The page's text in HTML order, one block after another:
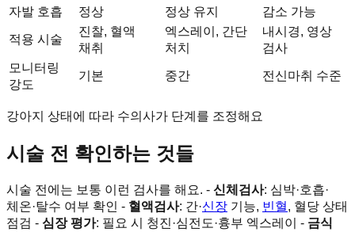
자발 호흡 정상 정상 유지 감소 가능
적용 시술
진찰, 혈액
채취
엑스레이, 간단
처치
내시경, 영상
검사
모니터링
강도
기본 중간 전신마취 수준
강아지 상태에 따라 수의사가 단계를 조정해요
시술 전 확인하는 것들
시술 전에는 보통 이런 검사를 해요. - 신체검사: 심박·호흡·
체온·탈수 여부 확인 - 혈액검사: 간·신장 기능, 빈혈, 혈당 상태
점검 - 심장 평가: 필요 시 청진·심전도·흉부 엑스레이 - 금식